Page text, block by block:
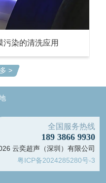
污染的清洗应用
>
全国服务热线
189 3866 9930
云奕超声（深圳）有限公司
粤ICP备2024285280号-3